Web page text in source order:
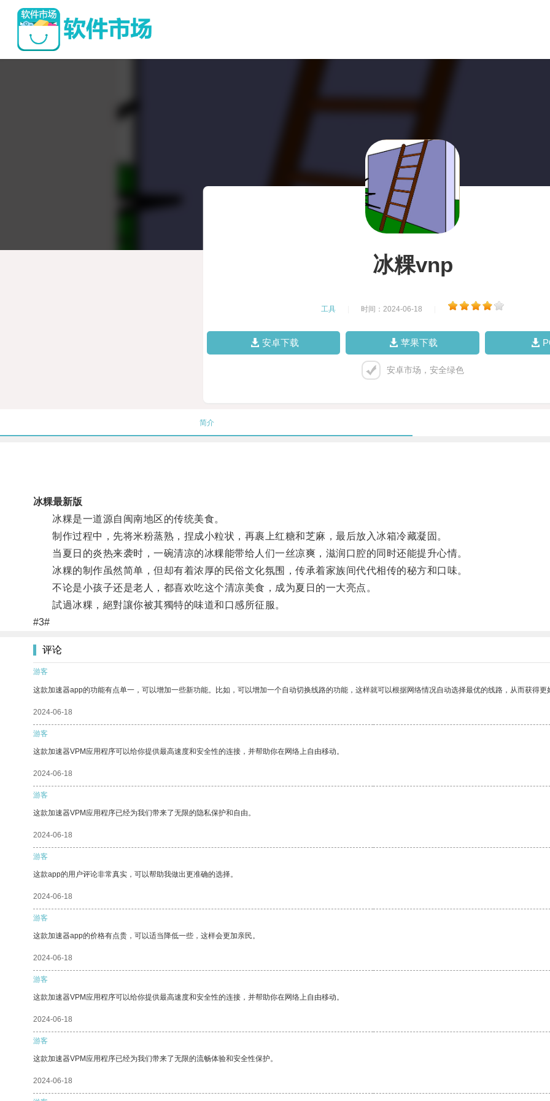
冰粿vnp
工具 时间：2024-06-18
安卓下载 苹果下载
安卓市场，安全绿色
简介
冰粿最新版
冰粿是一道源自闽南地区的传统美食。
制作过程中，先将米粉蒸熟，捏成小粒状，再裹上红糖和芝麻，最后放入冰箱冷藏凝固。
当夏日的炎热来袭时，一碗清凉的冰粿能带给人们一丝凉爽，滋润口腔的同时还能提升心情。
冰粿的制作虽然简单，但却有着浓厚的民俗文化氛围，传承着家族间代代相传的秘方和口味。
不论是小孩子还是老人，都喜欢吃这个清凉美食，成为夏日的一大亮点。
試過冰粿，絕對讓你被其獨特的味道和口感所征服。
#3#
评论
游客
这款加速器app的功能有点单一，可以增加一些新功能。比如，可以增加一个自动切换线路的功能，这样就可以根据网络情况自动选择最优的线路，从而获得更
2024-06-18
游客
这款加速器VPM应用程序可以给你提供最高速度和安全性的连接，并帮助你在网络上自由移动。
2024-06-18
游客
这款加速器VPM应用程序已经为我们带来了无限的隐私保护和自由。
2024-06-18
游客
这款app的用户评论非常真实，可以帮助我做出更准确的选择。
2024-06-18
游客
这款加速器app的价格有点贵，可以适当降低一些，这样会更加亲民。
2024-06-18
游客
这款加速器VPM应用程序可以给你提供最高速度和安全性的连接，并帮助你在网络上自由移动。
2024-06-18
游客
这款加速器VPM应用程序已经为我们带来了无限的流畅体验和安全性保护。
2024-06-18